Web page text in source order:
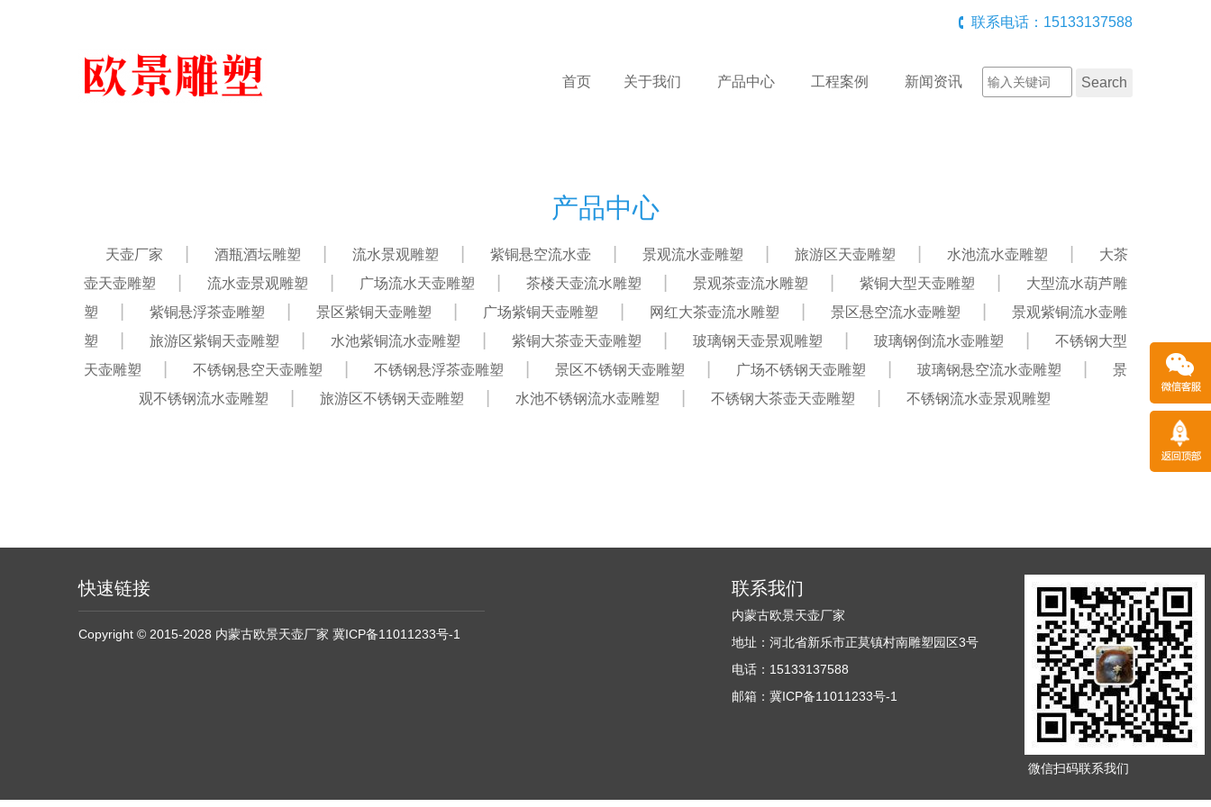
联系电话：15133137588
首页 关于我们 产品中心 工程案例 新闻资讯
产品中心
天壶厂家 酒瓶酒坛雕塑 流水景观雕塑 紫铜悬空流水壶 景观流水壶雕塑 旅游区天壶雕塑 水池流水壶雕塑
大茶
壶天壶雕塑
流水壶景观雕塑 广场流水天壶雕塑 茶楼天壶流水雕塑 景观茶壶流水雕塑 紫铜大型天壶雕塑
大型流水葫芦雕
塑
紫铜悬浮茶壶雕塑 景区紫铜天壶雕塑 广场紫铜天壶雕塑 网红大茶壶流水雕塑 景区悬空流水壶雕塑
景观紫铜流水壶雕
塑
旅游区紫铜天壶雕塑 水池紫铜流水壶雕塑 紫铜大茶壶天壶雕塑 玻璃钢天壶景观雕塑 玻璃钢倒流水壶雕塑
不锈钢大型
天壶雕塑
不锈钢悬空天壶雕塑 不锈钢悬浮茶壶雕塑 景区不锈钢天壶雕塑 广场不锈钢天壶雕塑 玻璃钢悬空流水壶雕塑
景
观不锈钢流水壶雕塑
旅游区不锈钢天壶雕塑 水池不锈钢流水壶雕塑 不锈钢大茶壶天壶雕塑 不锈钢流水壶景观雕塑
快速链接
Copyright © 2015-2028 内蒙古欧景天壶厂家 冀ICP备11011233号-1
联系我们
内蒙古欧景天壶厂家
地址：河北省新乐市正莫镇村南雕塑园区3号
电话：15133137588
邮箱：冀ICP备11011233号-1
微信扫码联系我们